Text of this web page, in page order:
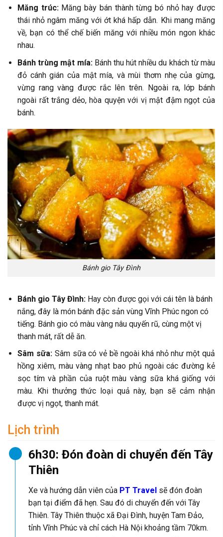
Măng trúc: Măng bày bán thành từng bó nhỏ hay được
thái nhỏ ngâm măng với ớt khá hấp dẫn. Khi mang măng
về, bạn có thể chế biến măng với nhiều món ngon khác
nhau.
Bánh trùng mật mía:Bánh thu hút nhiều du khách từ màu
đỏ cánh gián của mật mía, và mùi thơm nhẹ của gừng,
vừng rang vàng được rắc lên trên. Ngoài ra, lớp bánh
ngoài rất trắng dẻo, hòa quyện với vị mật đậm ngọt của
bánh.
Bánh gio Tây Đình
Bánh gio Tây Đình: Hay còn được gọi với cái tên là bánh
nắng, đây là món bánh đặc sản vùng Vĩnh Phúc ngon có
tiếng. Bánh gio có màu vàng nâu quyến rũ, cùng một vị
thanh mát, rất dễ ăn.
Sâm sữa:Sâm sữa có vẻ bề ngoài khá nhỏ như một quả
hồng xiêm, màu vàng nhạt bao phủ ngoài các đường kẻ
sọc tím và phần của ruột màu vàng sữa khá giống với
màu. Khi thưởng thức loại quả này, bạn sẽ cảm nhận
được vị ngọt, thanh mát.
Lịch trình
6h30: Đón đoàn di chuyển đến Tây
Thiên
Xe và hướng dẫn viên của PT Travel sẽ đón đoàn
bạn tại điểm đã hẹn. Sau đó di chuyển đến với Tây
Thiên. Tây Thiên thuộc xã Đại Đình, huyện Tam Đảo,
tỉnh Vĩnh Phúc và chỉ cách Hà Nội khoảng tầm 70km.